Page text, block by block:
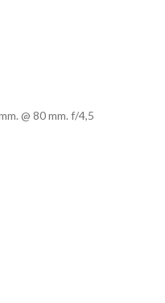
@ 80 mm. f/4,5